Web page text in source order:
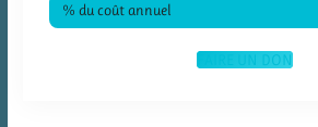
% du coût annuel
FAIRE UN DON